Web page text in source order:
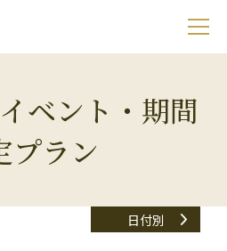
ベント・期間
プラン
日付別